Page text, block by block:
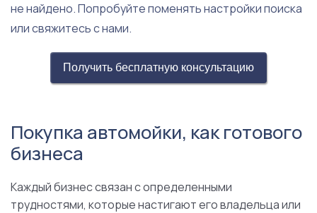
Метро
не найдено. Попробуйте поменять настройки поиска
или свяжитесь с нами.
Получить бесплатную консультацию
Покупка автомойки, как готового
бизнеса
Каждый бизнес связан с определенными
трудностями, которые настигают его владельца или